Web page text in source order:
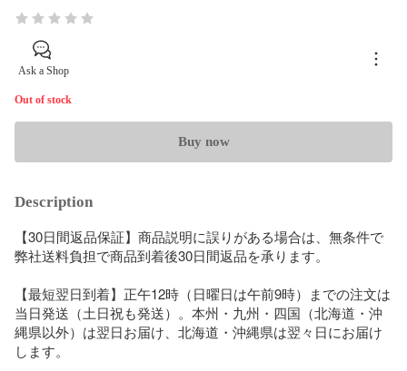
Ask a Shop
Out of stock
Buy now
Description
【30日間返品保証】商品説明に誤りがある場合は、無条件で
弊社送料負担で商品到着後30日間返品を承ります。
【最短翌日到着】正午12時（日曜日は午前9時）までの注文は
当日発送（土日祝も発送）。本州・九州・四国（北海道・沖
縄県以外）は翌日お届け、北海道・沖縄県は翌々日にお届け
します。